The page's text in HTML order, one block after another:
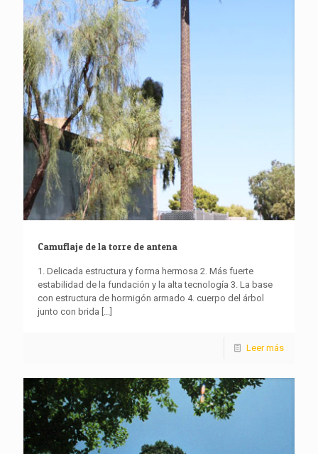
Camuflaje de la torre de antena
1. Delicada estructura y forma hermosa 2. Más fuerte
estabilidad de la fundación y la alta tecnología 3. La base
con estructura de hormigón armado 4. cuerpo del árbol
junto con brida [...]
Leer más